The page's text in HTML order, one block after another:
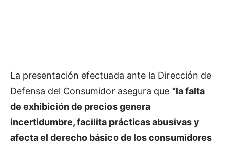
La presentación efectuada ante la Dirección de
Defensa del Consumidor asegura que "la falta
de exhibición de precios genera
incertidumbre, facilita prácticas abusivas y
afecta el derecho básico de los consumidores